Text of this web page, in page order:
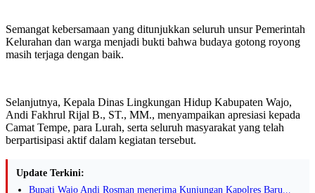
Semangat kebersamaan yang ditunjukkan seluruh unsur Pemerintah
Kelurahan dan warga menjadi bukti bahwa budaya gotong royong
masih terjaga dengan baik.
Selanjutnya, Kepala Dinas Lingkungan Hidup Kabupaten Wajo,
Andi Fakhrul Rijal B., ST., MM., menyampaikan apresiasi kepada
Camat Tempe, para Lurah, serta seluruh masyarakat yang telah
berpartisipasi aktif dalam kegiatan tersebut.
Update Terkini:
Bupati Wajo Andi Rosman menerima Kunjungan Kapolres Baru...